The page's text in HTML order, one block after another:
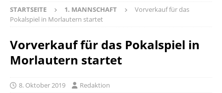
STARTSEITE 1. MANNSCHAFT
Vorverkauf für das
Pokalspiel in Morlautern startet
Vorverkauf für das Pokalspiel in
Morlautern startet
8. Oktober 2019 Redaktion